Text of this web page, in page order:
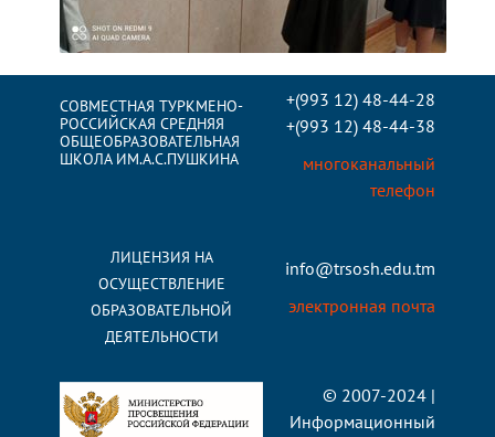
СОВМЕСТНАЯ ТУРКМЕНО-
РОССИЙСКАЯ СРЕДНЯЯ
ОБЩЕОБРАЗОВАТЕЛЬНАЯ
ШКОЛА ИМ.А.С.ПУШКИНА
ЛИЦЕНЗИЯ НА
ОСУЩЕСТВЛЕНИЕ
ОБРАЗОВАТЕЛЬНОЙ
ДЕЯТЕЛЬНОСТИ
+(993 12) 48-44-28
+(993 12) 48-44-38
многоканальный
телефон
info@trsosh.edu.tm
электронная почта
© 2007-2024 |
Информационный